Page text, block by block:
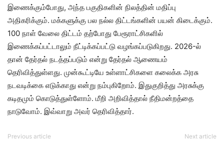
இணைக்கும்போது, அந்த பகுதிகளின் நிலத்தின் மதிப்பு
அதிகரிக்கும். மக்களுக்கு பல நல்ல திட்டங்களின் பயன் கிடைக்கும்.
100 நாள் வேலை திட்டம் தற்போது பேரூராட்சிகளில்
இணைக்கப்பட்டாலும் நீட்டிக்கப்பட்டு வழங்கப்படுகிறது. 2026-ல்
தான் தேர்தல் நடத்தப்படும் என்று தேர்தல் ஆணையம்
தெரிவித்துள்ளது. முன்கூட்டியே உள்ளாட்சிகளை கலைக்க அரசு
நடவடிக்கை எடுக்காது என்று நம்புகிறோம். இதுகுறித்து அரசுக்கு
கடிதமும் கொடுத்துள்ளோம். மீறி அறிவித்தால் நீதிமன்றத்தை
நாடுவோம். இவ்வாறு அவர் தெரிவித்தார்.
Previous article Next article